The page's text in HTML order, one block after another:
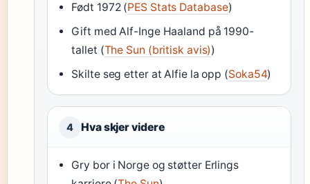
Født 1972 (PES Stats Database)
Gift med Alf-Inge Haaland på 1990-
tallet (The Sun (britisk avis))
Skilte seg etter at Alfie la opp (Soka54)
4 Hva skjer videre
Gry bor i Norge og støtter Erlings